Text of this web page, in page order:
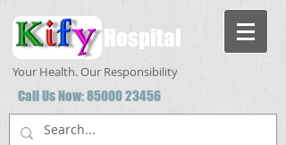
Hospital
Your Health. Our Responsibility
Call Us Now:85000 23456